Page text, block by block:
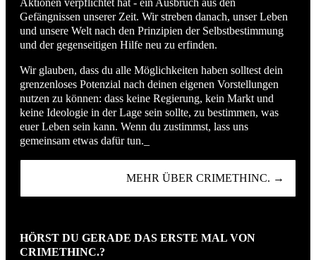
Aktionen verpflichtet hat - ein Ausbruch aus den
Gefängnissen unserer Zeit. Wir streben danach, unser Leben
und unsere Welt nach den Prinzipien der Selbstbestimmung
und der gegenseitigen Hilfe neu zu erfinden.
Wir glauben, dass du alle Möglichkeiten haben solltest dein
grenzenloses Potenzial nach deinen eigenen Vorstellungen
nutzen zu können: dass keine Regierung, kein Markt und
keine Ideologie in der Lage sein sollte, zu bestimmen, was
euer Leben sein kann. Wenn du zustimmst, lass uns
gemeinsam etwas dafür tun._
MEHR ÜBER CRIMETHINC. →
HÖRST DU GERADE DAS ERSTE MAL VON
CRIMETHINC.?